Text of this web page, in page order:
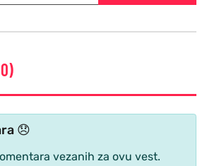
😞
vezanih za ovu vest.